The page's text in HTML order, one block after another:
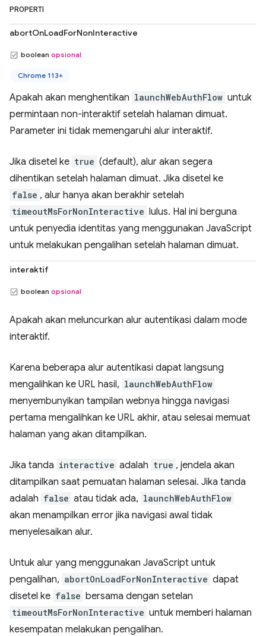
PROPERTI
abortOnLoadForNonInteractive
boolean opsional
Chrome 113+
Apakah akan menghentikan launchWebAuthFlow untuk
permintaan non-interaktif setelah halaman dimuat.
Parameter ini tidak memengaruhi alur interaktif.
Jika disetel ke true (default), alur akan segera
dihentikan setelah halaman dimuat. Jika disetel ke
false , alur hanya akan berakhir setelah
timeoutMsForNonInteractive lulus. Hal ini berguna
untuk penyedia identitas yang menggunakan JavaScript
untuk melakukan pengalihan setelah halaman dimuat.
interaktif
boolean opsional
Apakah akan meluncurkan alur autentikasi dalam mode
interaktif.
Karena beberapa alur autentikasi dapat langsung
mengalihkan ke URL hasil, launchWebAuthFlow
menyembunyikan tampilan webnya hingga navigasi
pertama mengalihkan ke URL akhir, atau selesai memuat
halaman yang akan ditampilkan.
Jika tanda interactive adalah true , jendela akan
ditampilkan saat pemuatan halaman selesai. Jika tanda
adalah false atau tidak ada, launchWebAuthFlow
akan menampilkan error jika navigasi awal tidak
menyelesaikan alur.
Untuk alur yang menggunakan JavaScript untuk
pengalihan, abortOnLoadForNonInteractive dapat
disetel ke false bersama dengan setelan
timeoutMsForNonInteractive untuk memberi halaman
kesempatan melakukan pengalihan.